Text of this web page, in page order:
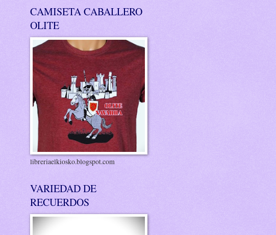
CAMISETA CABALLERO
OLITE
libreriaelkiosko.blogspot.com
VARIEDAD DE
RECUERDOS